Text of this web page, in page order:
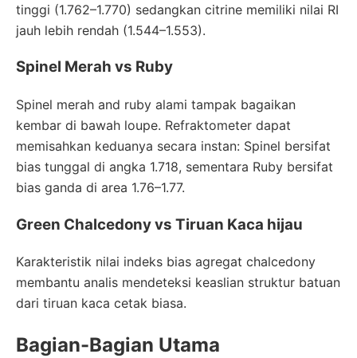
tinggi (1.762–1.770) sedangkan citrine memiliki nilai RI
jauh lebih rendah (1.544–1.553).
Spinel Merah vs Ruby
Spinel merah and ruby alami tampak bagaikan
kembar di bawah loupe. Refraktometer dapat
memisahkan keduanya secara instan: Spinel bersifat
bias tunggal di angka 1.718, sementara Ruby bersifat
bias ganda di area 1.76–1.77.
Green Chalcedony vs Tiruan Kaca hijau
Karakteristik nilai indeks bias agregat chalcedony
membantu analis mendeteksi keaslian struktur batuan
dari tiruan kaca cetak biasa.
Bagian-Bagian Utama